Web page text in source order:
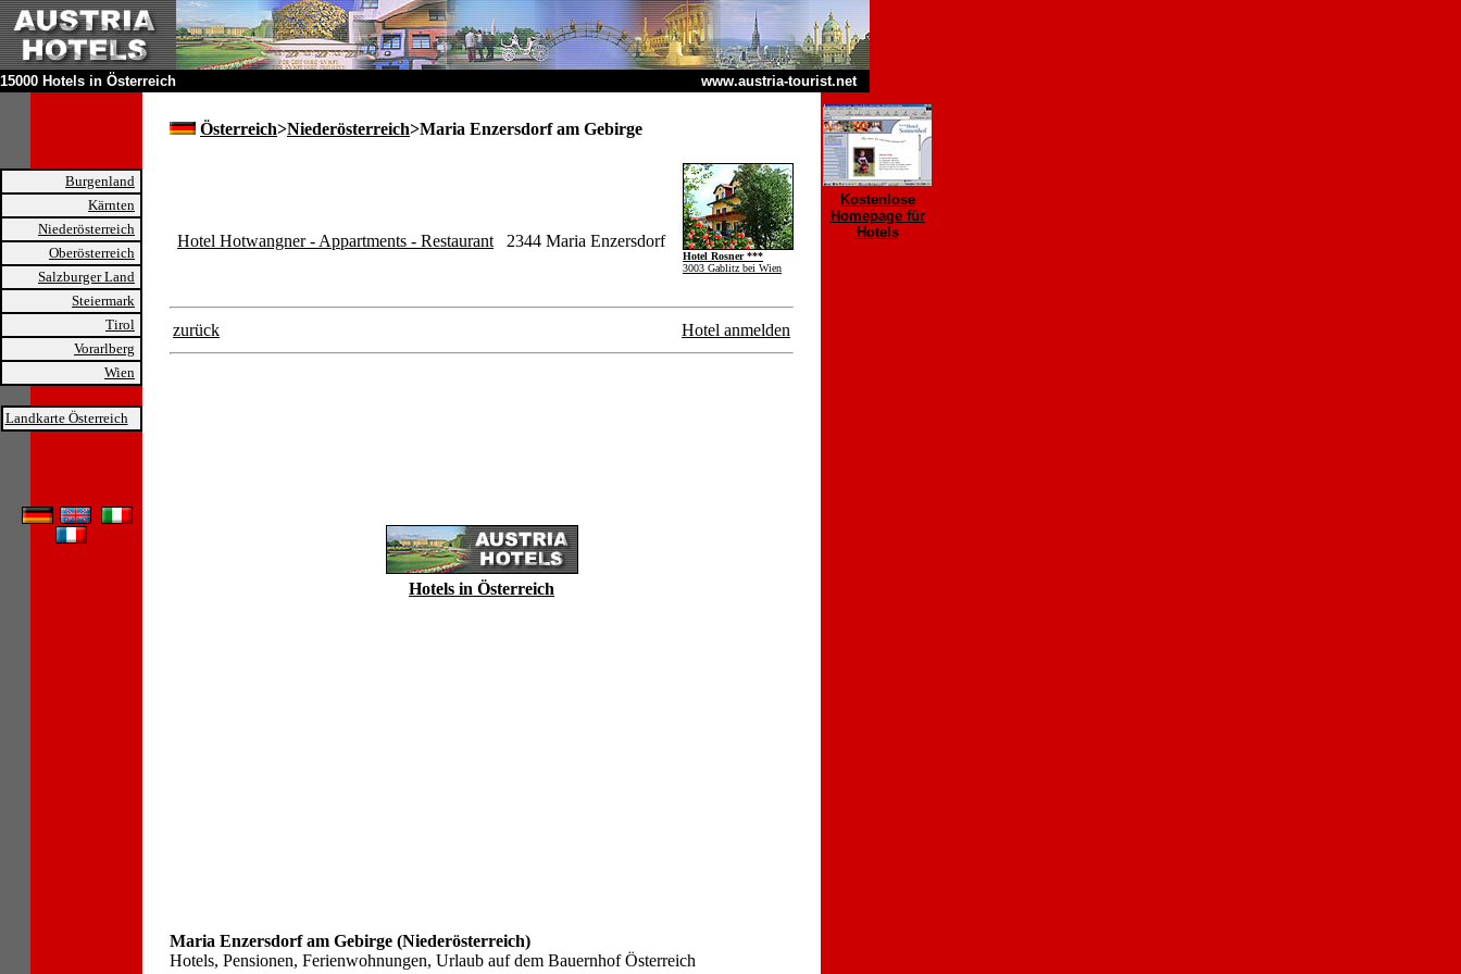
15000 Hotels in Österreich www.austria-tourist.net
Burgenland
Kärnten
Niederösterreich
Oberösterreich
Salzburger Land
Steiermark
Tirol
Vorarlberg
Wien
Landkarte Österreich
Österreich>Niederösterreich>Maria Enzersdorf am Gebirge
Hotel Hotwangner - Appartments - Restaurant 2344 Maria Enzersdorf
Hotel Rosner ***
3003 Gablitz bei Wien
zurück Hotel anmelden
Hotels in Österreich
Maria Enzersdorf am Gebirge (Niederösterreich)
Hotels, Pensionen, Ferienwohnungen, Urlaub auf dem Bauernhof Österreich
Kostenlose
Homepage für
Hotels